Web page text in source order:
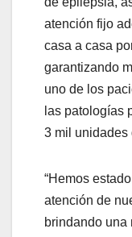
atención fijo
casa a casa
garantizando
uno de los
las patologías
3 mil unidades
“Hemos
atención de
brindando una